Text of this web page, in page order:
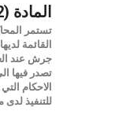
المادة (12):
تستمر
القائمة
جرش عند
تصدر فيها
الاحكام
للتنفيذ